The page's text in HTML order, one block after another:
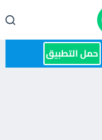
حمل التطبيق